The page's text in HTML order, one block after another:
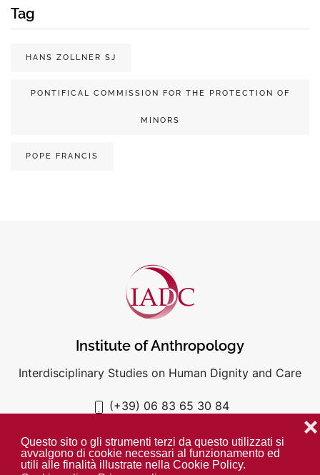
Questo sito o gli strumenti terzi da questo utilizzati si
avvalgono di cookie necessari al funzionamento ed
utili alle finalità illustrate nella Cookie Policy.
❌
Tag
HANS ZOLLNER SJ
PONTIFICAL COMMISSION FOR THE PROTECTION OF
MINORS
POPE FRANCIS
Institute of Anthropology
Interdisciplinary Studies on Human Dignity and Care
(+39) 06 83 65 30 84